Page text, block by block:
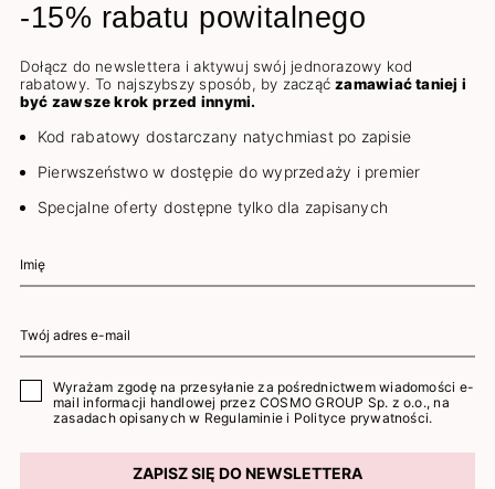
-15% rabatu powitalnego
Dołącz do newslettera i aktywuj swój jednorazowy kod
rabatowy. To najszybszy sposób, by zacząćzamawiać taniej i
być zawsze krok przed innymi.
Kod rabatowy dostarczany natychmiast po zapisie
Pierwszeństwo w dostępie do wyprzedaży i premier
Specjalne oferty dostępne tylko dla zapisanych
Wyrażam zgodę na przesyłanie za pośrednictwem wiadomości e-
mail informacji handlowej przez COSMO GROUP Sp. z o.o., na
zasadach opisanych w Regulaminie i Polityce prywatności.
ZAPISZ SIĘ DO NEWSLETTERA